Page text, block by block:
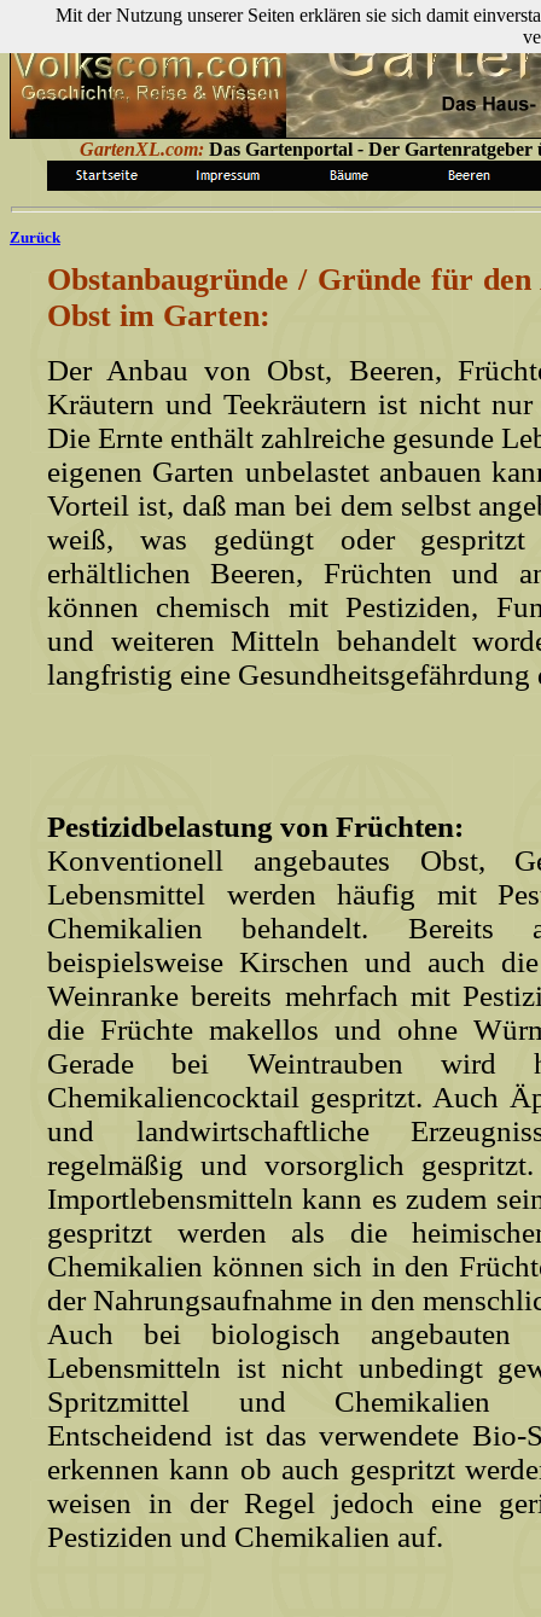
GartenXL.com: Das Gartenportal - Der Gartenratgeber
Zurück
Obstanbaugründe / Gründe für den
Obst im Garten:
Der Anbau von Obst, Beeren,
Kräutern und Teekräutern ist nicht nur
Die Ernte enthält zahlreiche gesunde
eigenen Garten unbelastet anbauen
Vorteil ist, daß man bei dem selbst
weiß, was gedüngt oder
erhältlichen Beeren, Früchten und
können chemisch mit Pestiziden,
und weiteren Mitteln behandelt
langfristig eine Gesundheitsgefährdung
Pestizidbelastung von Früchten:
Konventionell angebautes Obst,
Lebensmittel werden häufig mit
Chemikalien behandelt. Bereits
beispielsweise Kirschen und auch
Weinranke bereits mehrfach mit
die Früchte makellos und ohne
Gerade bei Weintrauben wird
Chemikaliencocktail gespritzt. Auch
und landwirtschaftliche
regelmäßig und vorsorglich
Importlebensmitteln kann es zudem
gespritzt werden als die
Chemikalien können sich in den
der Nahrungsaufnahme in den
Auch bei biologisch angebauten
Lebensmitteln ist nicht unbedingt
Spritzmittel und Chemikalien
Entscheidend ist das verwendete Bio-
erkennen kann ob auch gespritzt
weisen in der Regel jedoch eine
Pestiziden und Chemikalien auf.
Mit der Nutzung unserer Seiten erklären sie sich damit